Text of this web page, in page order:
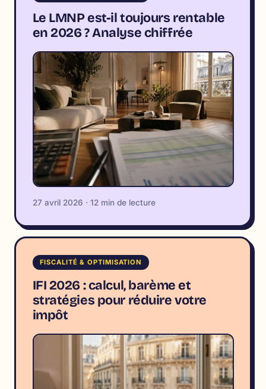
Le LMNP est-il toujours rentable
en 2026 ? Analyse chiffrée
27 avril 2026 · 12 min de lecture
FISCALITÉ & OPTIMISATION
IFI 2026 : calcul, barème et
stratégies pour réduire votre
impôt